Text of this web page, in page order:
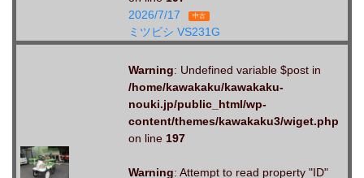
2026/7/17
中古
ミツビシ VS231G
Warning: Undefined variable $post in
/home/kawakaku/kawakaku-
nouki.jp/public_html/wp-
content/themes/kawakaku3/wiget.php
on line 197
Warning: Attempt to read property "ID"